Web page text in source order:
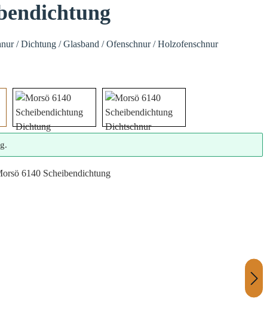
/ Dichtung / Glasband / Ofenschnur / Holzofenschnur